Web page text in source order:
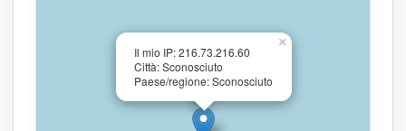
Il mio IP: 216.73.216.60
Città: Sconosciuto
Paese/regione: Sconosciuto
×